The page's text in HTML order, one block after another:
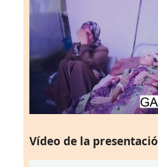
Vídeo de la presentació